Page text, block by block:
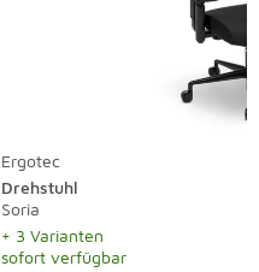
Ergotec
Drehstuhl
Soria
+ 3 Varianten
sofort verfügbar